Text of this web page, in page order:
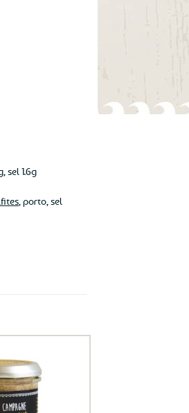
sel 1.6g
, porto, sel